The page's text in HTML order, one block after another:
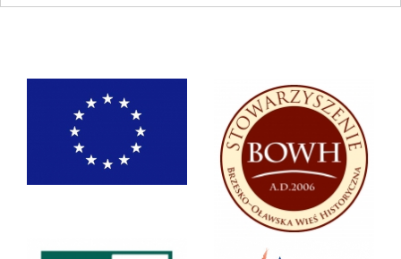
wydarzeń